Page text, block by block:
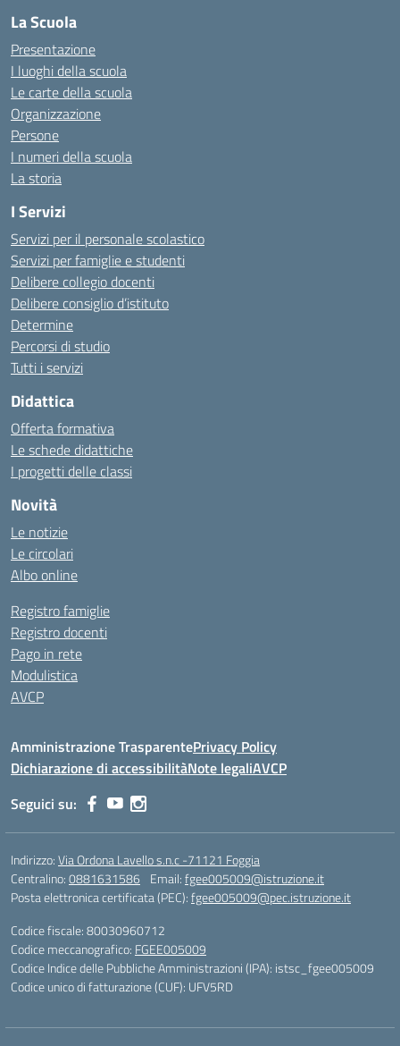
La Scuola
Presentazione
I luoghi della scuola
Le carte della scuola
Organizzazione
Persone
I numeri della scuola
La storia
I Servizi
Servizi per il personale scolastico
Servizi per famiglie e studenti
Delibere collegio docenti
Delibere consiglio d’istituto
Determine
Percorsi di studio
Tutti i servizi
Didattica
Offerta formativa
Le schede didattiche
I progetti delle classi
Novità
Le notizie
Le circolari
Albo online
Registro famiglie
Registro docenti
Pago in rete
Modulistica
AVCP
Amministrazione TrasparentePrivacy Policy
Dichiarazione di accessibilitàNote legaliAVCP
Seguici su:
Indirizzo:Via Ordona Lavello s.n.c -71121 Foggia
Centralino:0881631586 Email:fgee005009@istruzione.it
Posta elettronica certificata (PEC):fgee005009@pec.istruzione.it
Codice fiscale: 80030960712
Codice meccanografico: FGEE005009
Codice Indice delle Pubbliche Amministrazioni (IPA): istsc_fgee005009
Codice unico di fatturazione (CUF): UFV5RD